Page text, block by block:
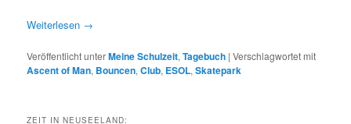
Weiterlesen →
Veröffentlicht unterMeine Schulzeit,Tagebuch |Verschlagwortet mit
Ascent of Man, Bouncen,Club, ESOL,Skatepark
ZEIT IN NEUSEELAND: